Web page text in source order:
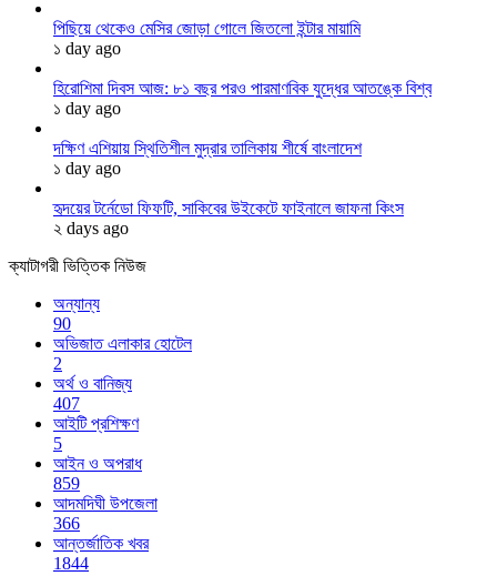
পিছিয়ে থেকেও মেসির জোড়া গোলে জিতলো ইন্টার মায়ামি
১ day ago
হিরোশিমা দিবস আজ: ৮১ বছর পরও পারমাণবিক যুদ্ধের আতঙ্কে বিশ্ব
১ day ago
দক্ষিণ এশিয়ায় স্থিতিশীল মুদ্রার তালিকায় শীর্ষে বাংলাদেশ
১ day ago
হৃদয়ের টর্নেডো ফিফটি, সাকিবের উইকেটে ফাইনালে জাফনা কিংস
২ days ago
ক্যাটাগরী ভিত্তিক নিউজ
অন্যান্য
90
অভিজাত এলাকার হোটেল
2
অর্থ ও বানিজ্য
407
আইটি প্রশিক্ষণ
5
আইন ও অপরাধ
859
আদমদিঘী উপজেলা
366
আন্তর্জাতিক খবর
1844